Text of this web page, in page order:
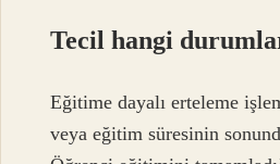
Tecil hangi
Eğitime dayalı erteleme
veya eğitim süresinin